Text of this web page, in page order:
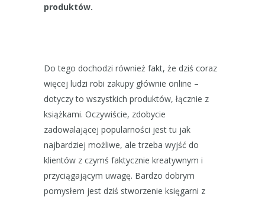
produktów.
Do tego dochodzi również fakt, że dziś coraz
więcej ludzi robi zakupy głównie online –
dotyczy to wszystkich produktów, łącznie z
książkami. Oczywiście, zdobycie
zadowalającej popularności jest tu jak
najbardziej możliwe, ale trzeba wyjść do
klientów z czymś faktycznie kreatywnym i
przyciągającym uwagę. Bardzo dobrym
pomysłem jest dziś stworzenie księgarni z